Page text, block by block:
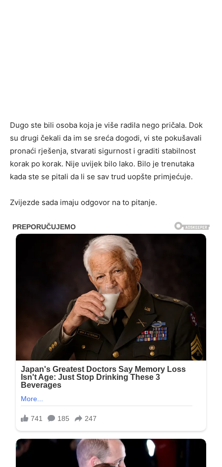
Dugo ste bili osoba koja je više radila nego pričala. Dok
su drugi čekali da im se sreća dogodi, vi ste pokušavali
pronaći rješenja, stvarati sigurnost i graditi stabilnost
korak po korak. Nije uvijek bilo lako. Bilo je trenutaka
kada ste se pitali da li se sav trud uopšte primjećuje.
Zvijezde sada imaju odgovor na to pitanje.